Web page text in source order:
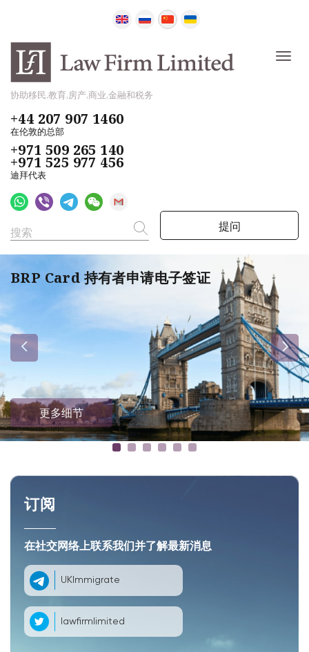
协助移民,教育,房产,商业,金融和税务
+44 207 907 1460
在伦敦的总部
+971 509 265 140
+971 525 977 456
迪拜代表
提问
BRP Card 持有者申请电子签证
更多细节
订阅
在社交网络上联系我们并了解最新消息
UKImmigrate
lawfirmlimited